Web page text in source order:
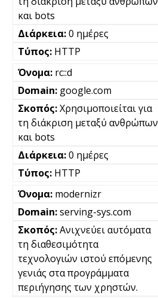
και bots
0 ημέρες
HTTP
rc::d
google.com
Χρησιμοποιείται για
τη διάκριση μεταξύ ανθρώπων
και bots
0 ημέρες
HTTP
modernizr
serving-sys.com
Ανιχνεύει αυτόματα
τη διαθεσιμότητα
τεχνολογιών ιστού επόμενης
γενιάς στα προγράμματα
περιήγησης των χρηστών.